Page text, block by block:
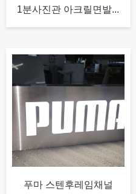
1분사진관 아크릴면발...
푸마 스텐후레임채널